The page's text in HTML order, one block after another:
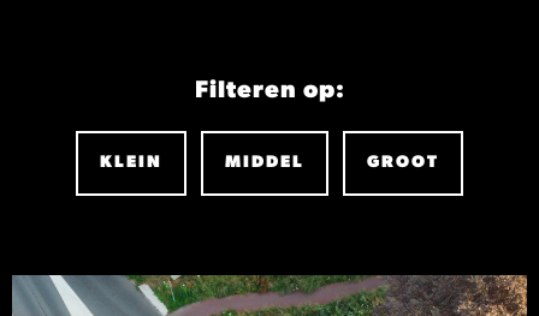
Filteren op:
KLEIN MIDDEL GROOT